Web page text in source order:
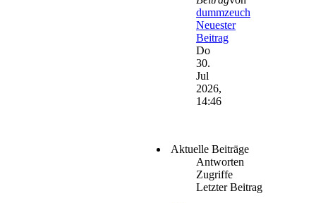
dummzeuch
Neuester
Beitrag
Do
30.
Jul
2026,
14:46
Aktuelle Beiträge
Antworten
Zugriffe
Letzter Beitrag